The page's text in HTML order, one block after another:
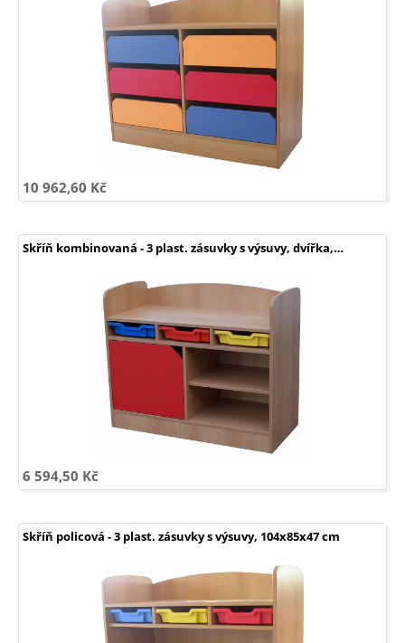
10 962,60 Kč
Skříň kombinovaná - 3 plast. zásuvky s výsuvy, dvířka,…
6 594,50 Kč
Skříň policová - 3 plast. zásuvky s výsuvy, 104x85x47 cm